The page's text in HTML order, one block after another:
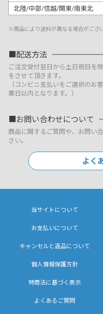
北陸/中部/信越/関東/南東北
※商品により送料が異なる場合がござい
配送方法
ご注文受付翌日から土日祝日を
をさせて頂きます。
（コンビニ支払いをご選択のお
業日以内となります。）
お問い合わせについて
商品に関するご質問や、お問い
さい。
よく
当サイトについて
お支払いについて
キャンセルと返品について
個人情報保護方針
特商法に基づく表示
よくあるご質問